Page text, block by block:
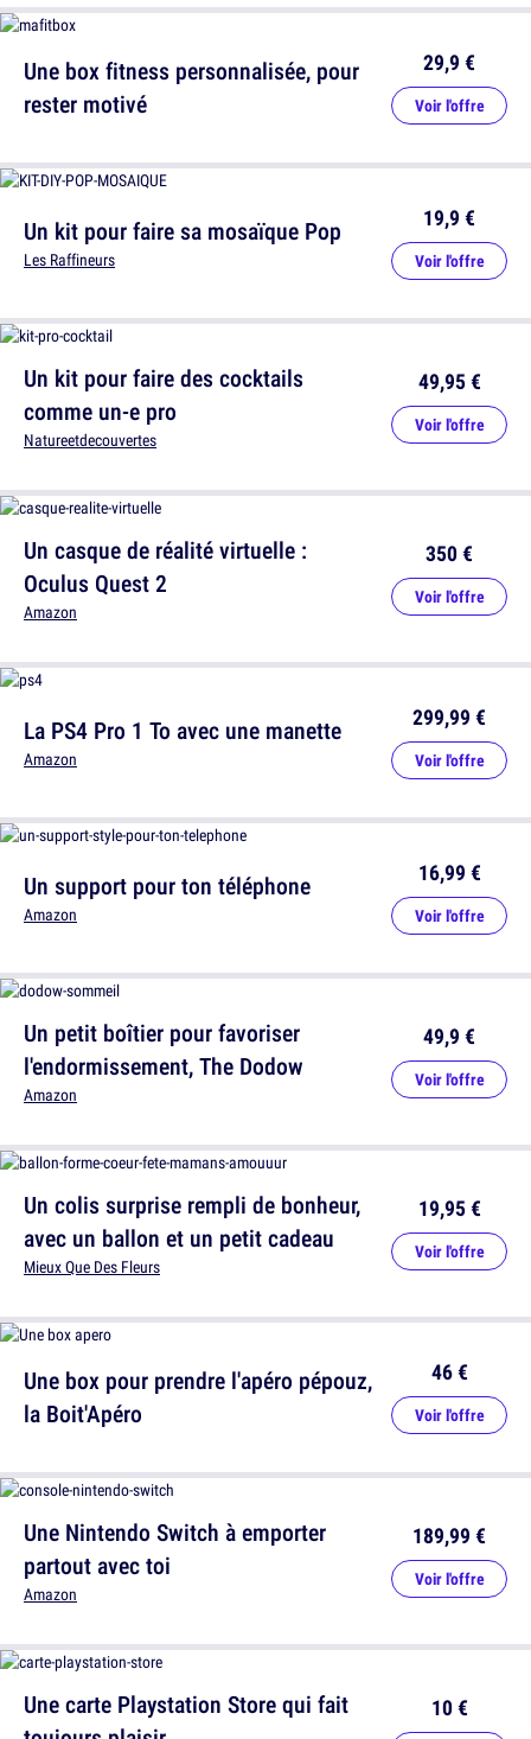
Un kit pour faire sa mosaïque Pop
Les Raffineurs
19,9 €
Voir l'offre
Un casque de réalité virtuelle :
Oculus Quest 2
Amazon
350 €
Voir l'offre
Un support pour ton téléphone
Amazon
16,99 €
Voir l'offre
Un colis surprise rempli de bonheur,
avec un ballon et un petit cadeau
Mieux Que Des Fleurs
19,95 €
Voir l'offre
Une Nintendo Switch à emporter
partout avec toi
Amazon
189,99 €
Voir l'offre
Une box fitness personnalisée, pour
rester motivé
29,9 €
Voir l'offre
Un kit pour faire des cocktails
comme un-e pro
Natureetdecouvertes
49,95 €
Voir l'offre
La PS4 Pro 1 To avec une manette
Amazon
299,99 €
Voir l'offre
Un petit boîtier pour favoriser
l'endormissement, The Dodow
Amazon
49,9 €
Voir l'offre
Une box pour prendre l'apéro pépouz,
la Boit'Apéro
46 €
Voir l'offre
Une carte Playstation Store qui fait
10 €